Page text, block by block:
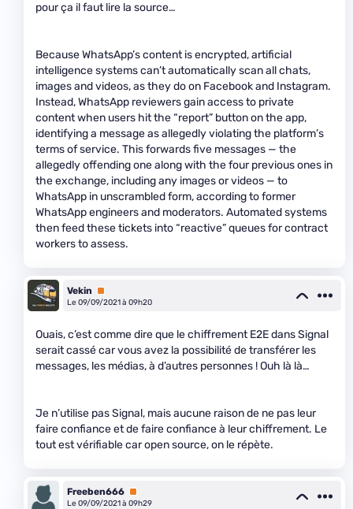
pour ça il faut lire la source…
Because WhatsApp’s content is encrypted, artificial
intelligence systems can’t automatically scan all chats,
images and videos, as they do on Facebook and Instagram.
Instead, WhatsApp reviewers gain access to private
content when users hit the “report” button on the app,
identifying a message as allegedly violating the platform’s
terms of service. This forwards five messages — the
allegedly offending one along with the four previous ones in
the exchange, including any images or videos — to
WhatsApp in unscrambled form, according to former
WhatsApp engineers and moderators. Automated systems
then feed these tickets into “reactive” queues for contract
workers to assess.
Vekin
Premium
Le 09/09/2021 à 09h20
Ouais, c’est comme dire que le chiffrement E2E dans Signal
serait cassé car vous avez la possibilité de transférer les
messages, les médias, à d’autres personnes ! Ouh là là…
Je n’utilise pas Signal, mais aucune raison de ne pas leur
faire confiance et de faire confiance à leur chiffrement. Le
tout est vérifiable car open source, on le répète.
Freeben666 Premium
Le 09/09/2021 à 09h29